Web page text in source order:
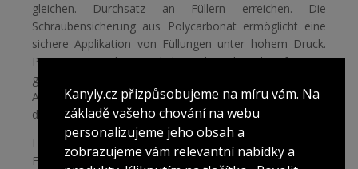
gleichen. Durchsatz an Füllern erreichen. Die
Schraubensicherung aus Polycarbonat ermöglicht eine
sichere Applikation von Füllungen unter hohem Druck.
Präzise Anwendung - Skala und Punktsucher für eine
genauere Anwendung. Zertifiziert für eine sichere
Anwendung.CE 0476undISO 13485:2003Zertifikat für
die Verwendung von Medizinprodukten.
Hersteller: FEEL TECH CO.,Ltd., 3,4 Floor, Standard
Factory 2-dong, 15,Jayumuyeok2-gil, Gunsan-si,
Kanyly.cz přizpůsobujeme na míru vám. Na
základě vašeho chování na webu
personalizujeme jeho obsah a
zobrazujeme vám relevantní nabídky a